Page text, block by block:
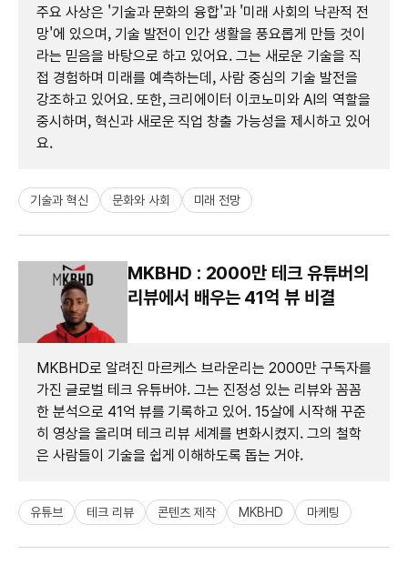
주요 사상은 '기술과 문화의 융합'과 '미래 사회의 낙관적 전
망'에 있으며, 기술 발전이 인간 생활을 풍요롭게 만들 것이
라는 믿음을 바탕으로 하고 있어요. 그는 새로운 기술을 직
접 경험하며 미래를 예측하는데, 사람 중심의 기술 발전을
강조하고 있어요. 또한, 크리에이터 이코노미와 AI의 역할을
중시하며, 혁신과 새로운 직업 창출 가능성을 제시하고 있어
요.
기술과 혁신 문화와 사회 미래 전망
MKBHD : 2000만 테크 유튜버의
리뷰에서 배우는 41억 뷰 비결
MKBHD로 알려진 마르케스 브라운리는 2000만 구독자를
가진 글로벌 테크 유튜버야. 그는 진정성 있는 리뷰와 꼼꼼
한 분석으로 41억 뷰를 기록하고 있어. 15살에 시작해 꾸준
히 영상을 올리며 테크 리뷰 세계를 변화시켰지. 그의 철학
은 사람들이 기술을 쉽게 이해하도록 돕는 거야.
유튜브 테크 리뷰 콘텐츠 제작 MKBHD 마케팅